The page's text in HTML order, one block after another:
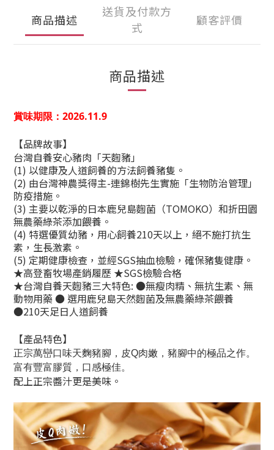
商品描述
送貨及付款方
式
顧客評價
商品描述
賞味期限：2026.11.9
【品牌故事】
台灣自養安心豬肉「天麴豬」
(1) 以健康及人道飼養的方法飼養豬隻。
(2) 由台灣神農獎得主-連錦樹先生實施「生物防治管理」
防疫措施。
(3) 主要以乾淨的日本鹿兒島麴菌（TOMOKO）和折田園
無農藥綠茶添加餵養。
(4) 特選優質幼豬，用心飼養210天以上，絕不施打抗生
素，生長激素。
(5) 定期健康檢查，並經SGS抽血檢驗，確保豬隻健康。
★高登畜牧場產銷履歷 ★SGS檢驗合格
★台灣自養天麴豬三大特色: ●無瘦肉精、無抗生素、無
動物用藥 ● 選用鹿兒島天然麴菌及無農藥綠茶餵養
●210天足日人道飼養
【產品特色】
正宗萬巒口味天麴豬腳，皮Q肉嫩，豬腳中的極品之作。
富有豐富膠質，口感極佳。
配上正宗醬汁更是美味。